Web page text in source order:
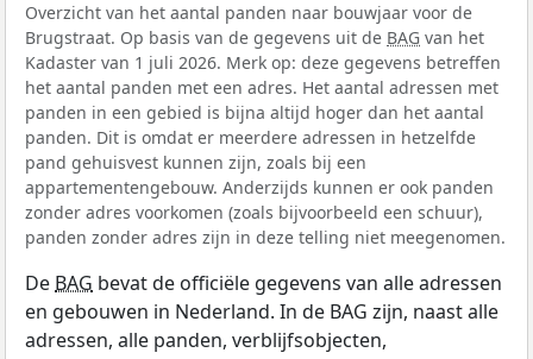
Overzicht van het aantal panden naar bouwjaar voor de
Brugstraat. Op basis van de gegevens uit de BAG van het
Kadaster van 1 juli 2026. Merk op: deze gegevens betreffen
het aantal panden met een adres. Het aantal adressen met
panden in een gebied is bijna altijd hoger dan het aantal
panden. Dit is omdat er meerdere adressen in hetzelfde
pand gehuisvest kunnen zijn, zoals bij een
appartementengebouw. Anderzijds kunnen er ook panden
zonder adres voorkomen (zoals bijvoorbeeld een schuur),
panden zonder adres zijn in deze telling niet meegenomen.
De BAG bevat de officiële gegevens van alle adressen
en gebouwen in Nederland. In de BAG zijn, naast alle
adressen, alle panden, verblijfsobjecten,